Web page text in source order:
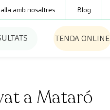
amb nosaltres Blog
TENDA ONLINE
a Mataró